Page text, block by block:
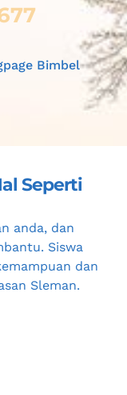
Bimbel
Seperti
Siswa
dan
Sleman.